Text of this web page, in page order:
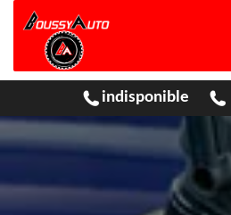
indisponible